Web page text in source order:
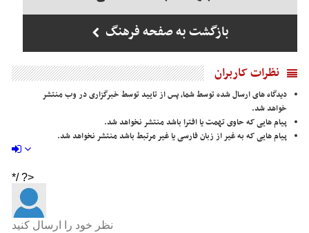
بازگشت به صفحه فرهنگ
نظرات کاربران
دیدگاه های ارسال شده توسط شما، پس از تایید توسط خبرگزاری در وب منتشر
خواهد شد.
پیام هایی که حاوی تهمت یا افترا باشد منتشر نخواهد شد.
پیام هایی که به غیر از زبان فارسی یا غیر مرتبط باشد منتشر نخواهد شد.